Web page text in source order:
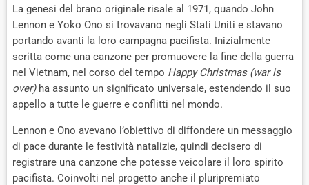
La genesi del brano originale risale al 1971, quando John
Lennon e Yoko Ono si trovavano negli Stati Uniti e stavano
portando avanti la loro campagna pacifista. Inizialmente
scritta come una canzone per promuovere la fine della guerra
nel Vietnam, nel corso del tempo Happy Christmas (war is
over)ha assunto un significato universale, estendendo il suo
appello a tutte le guerre e conflitti nel mondo.
Lennon e Ono avevano l’obiettivo di diffondere un messaggio
di pace durante le festività natalizie, quindi decisero di
registrare una canzone che potesse veicolare il loro spirito
pacifista. Coinvolti nel progetto anche il pluripremiato